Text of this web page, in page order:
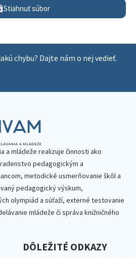
Stiahnuť súbor
chybu? Dajte nám o nej vedieť.
a mládeže realizuje činnosti ako
pedagogickým a
metodické usmerňovanie škôl a
pedagogický výskum,
olympiád a súťaží, externé testovanie
mládeže či správa knižničného
DÔLEŽITÉ ODKAZY